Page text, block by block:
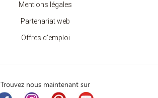
Mentions légales
Partenariat web
Offres d'emploi
Trouvez nous maintenant sur